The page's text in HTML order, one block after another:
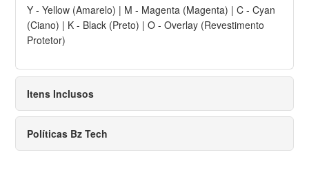
Y - Yellow (Amarelo) | M - Magenta (Magenta) | C - Cyan
(Ciano) | K - Black (Preto) | O - Overlay (Revestimento
Protetor)
Itens Inclusos
Políticas Bz Tech